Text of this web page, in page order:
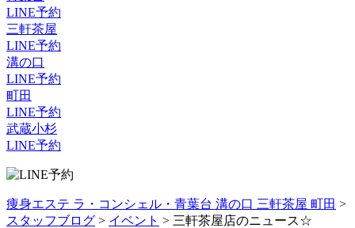
LINE予約
三軒茶屋
LINE予約
溝の口
LINE予約
町田
LINE予約
武蔵小杉
LINE予約
痩身エステ ラ・コンシェル・青葉台 溝の口 三軒茶屋 町田 >
スタッフブログ > イベント > 三軒茶屋店のニュース☆